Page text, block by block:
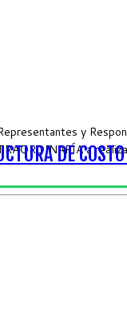
y
a
DE